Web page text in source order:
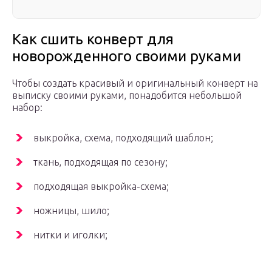
Как сшить конверт для
новорожденного своими руками
Чтобы создать красивый и оригинальный конверт на
выписку своими руками, понадобится небольшой
набор:
выкройка, схема, подходящий шаблон;
ткань, подходящая по сезону;
подходящая выкройка-схема;
ножницы, шило;
нитки и иголки;